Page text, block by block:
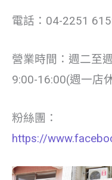
電話：04-2251
營業時間：週二至
9:00-16:00(週一店休
粉絲團：
https://